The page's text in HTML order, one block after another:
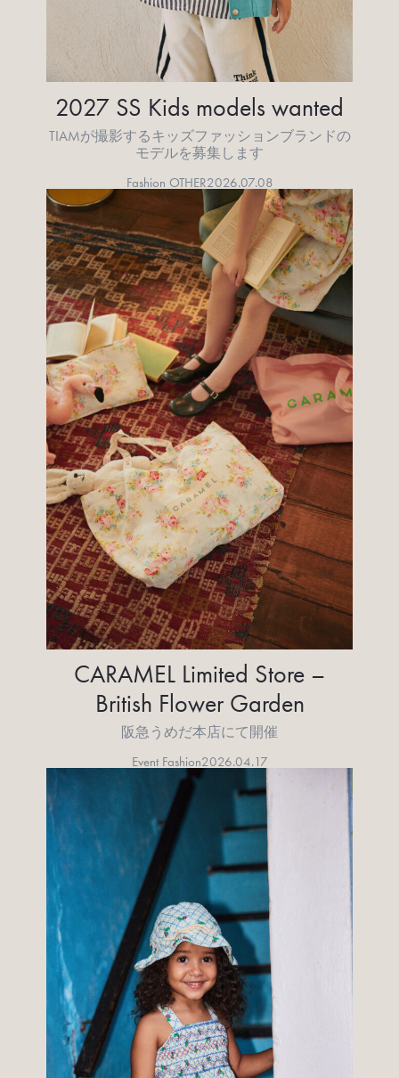
2027 SS Kids models wanted
TIAMが撮影するキッズファッションブランドの
モデルを募集します
Fashion OTHER2026.07.08
CARAMEL Limited Store –
British Flower Garden
阪急うめだ本店にて開催
Event Fashion2026.04.17